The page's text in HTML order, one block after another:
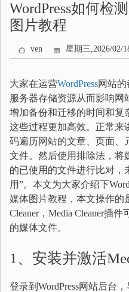
WordPress如何检
图片教程
ven 星期三,2026/02/
大家在运营WordPress网站
服务器存储资源从而影响网
增加备份和迁移的时间和复
这些过程更加高效。正常来
码遍历网站的文章、页面、
文件。然后使用排除法，将
的已使用的文件进行比对，
用”。本文为大家介绍下
媒体图片教程，本文操作的
Cleaner，Media Cleaner插
的媒体文件。
1、安装并激活
登录到WordPress网站后台